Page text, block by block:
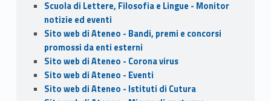
Scuola di Lettere, Filosofia e Lingue - Monitor
notizie ed eventi
Sito web di Ateneo - Bandi, premi e concorsi
promossi da enti esterni
Sito web di Ateneo - Corona virus
Sito web di Ateneo - Eventi
Sito web di Ateneo - Istituti di Cutura